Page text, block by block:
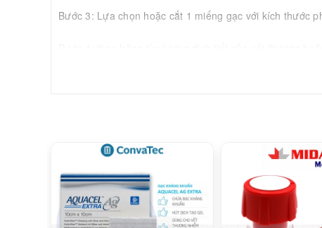
Bước 3: Lựa chọn hoặc cắt 1 miếng gạc với kích thước
Ghi chú: Được sử dụng nhiều trong bệnh viên trong
Miếngdanvetthuong#miengdermcgf#miengduoderm.
Công ty TNHH Vật Tư Y Tế Bích Ngọc Hân
Số 5 Đường số 18, Phường Bình Trưng Đông, Thành
Xuất xứ: Trung Quốc